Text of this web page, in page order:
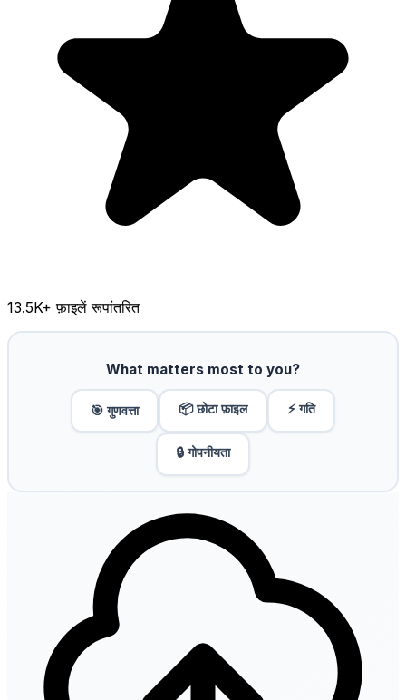
13.5K+ फ़ाइलें रूपांतरित
What matters most to you?
🎯 गुणवत्ता 📦 छोटा फ़ाइल ⚡ गति
🔒 गोपनीयता